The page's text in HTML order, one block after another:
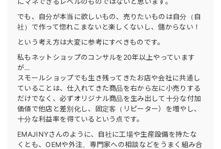
でも、自分が本当に欲しいもの、売りたいものは自分（自
社）で作って惚れこまないと楽しくないし、儲からない！
という考え方は大変に参考にすべきものです。
私もネットショップのコンサルを20年以上やっています
が…
スモールショップでも生き残ってきたお店や会社に共通し
ていることは、仕入れてきた商品を右から左に小売りする
だけでなく、必ずオリジナル商品を生み出して十分な付加
価値で他店と差別化し、固定客（リピーター）を増やし、
十分な利益率を得ているという点です。
EMAJINYさんのように、自社に工場や生産設備を持たな
くとも、OEMや外注、専門家への相談などをうまく組み合